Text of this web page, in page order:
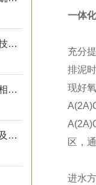
口腔牙科污水处理设备的相关处理技术介绍
口腔牙科污水处理设备与传统设备相比的优势介绍
口腔牙科污水处理设备的工作原理及出故障时需采取的措施介绍
一体
充分
排泥
现好
区，
进水